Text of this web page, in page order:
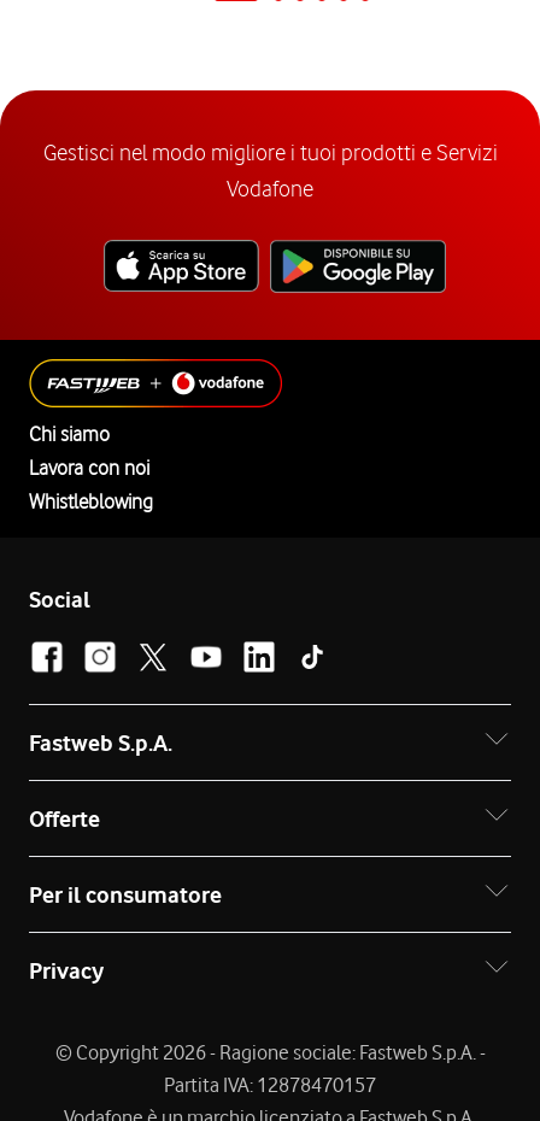
Gestisci nel modo migliore i tuoi prodotti e Servizi
Vodafone
Chi siamo
Lavora con noi
Whistleblowing
Social
Fastweb S.p.A.
Offerte
Per il consumatore
Privacy
© Copyright 2026 - Ragione sociale: Fastweb S.p.A. -
Partita IVA: 12878470157